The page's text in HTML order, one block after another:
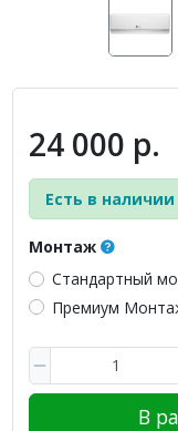
24 000 р.
Есть в наличии
Монтаж
Стандартный
Премиум
В